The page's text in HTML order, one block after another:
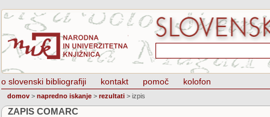
o slovenski bibliografiji kontakt pomoč kolofon
domov > napredno iskanje > rezultati > izpis
ZAPIS COMARC